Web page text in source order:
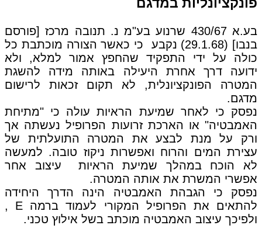
בע.א 430/67 שרנוע בע"מ נ. תנובה מרכז [פורסם
בנבו] (29.1.68) נקבע כי כאשר הצורה מוכתבת כל
כולה על ידי התפקיד שהחפץ אמור למלא, ולא
ידועה דרך אחרת היעילה באותה מידה להשגת
המטרה הפונקציונלית, לא תקום זכאות לרישום
מדגם.
נפסק כי לאחר שמיעת הראיות עולה כי "מתיחת
האמבטיה" או הארכת זרועות הפרופיל נעשתה אך
ורק על מנת לבצע את המטרה התועלתית של
עצירת המים והרוח ואפשרות ניקוז טובה. למעשה
לא הוכח במהלך שמיעת הראיות עיצוב אחר
אפשרי המשרת את אותה המטרה.
נפסק כי הגבהת האמבטיה הינה הדרך היחידה
להתאים את הפרופיל המקורי לעמוד ברמה E ,
ולפיכך עיצוב האמבטיה מוכתב בשל אילוץ טכני.